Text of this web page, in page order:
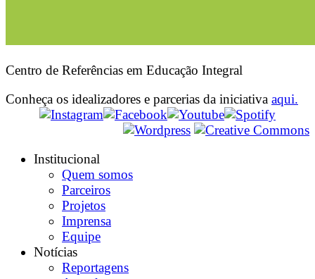
Centro de Referências em Educação Integral
Conheça os idealizadores e parcerias da iniciativa aqui.
Institucional
Quem somos
Parceiros
Projetos
Imprensa
Equipe
Notícias
Reportagens